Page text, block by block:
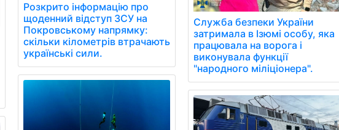
Розкрито інформацію про
щоденний відступ ЗСУ на
Покровському напрямку:
скільки кілометрів втрачають
українські сили.
Служба безпеки України
затримала в Ізюмі особу, яка
працювала на ворога і
виконувала функції
"народного міліціонера".